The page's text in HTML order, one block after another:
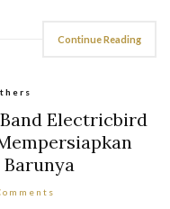
Continue Reading
Electricbird